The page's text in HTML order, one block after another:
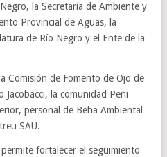
la Secretaría de Ambiente y
Provincial de Aguas, la
de Río Negro y el Ente de la
Comisión de Fomento de Ojo de
la comunidad Peñi
personal de Beha Ambiental
SAU.
fortalecer el seguimiento